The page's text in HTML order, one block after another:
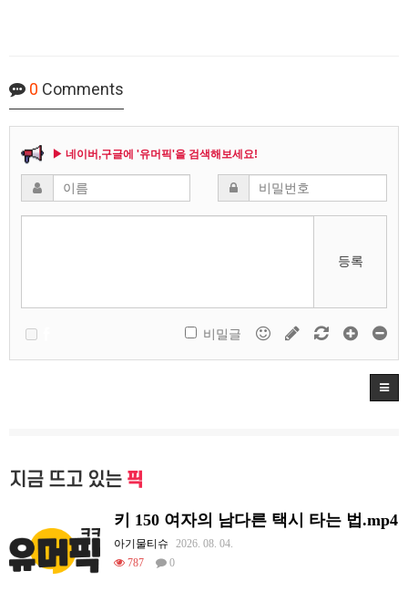
0 Comments
▶ 네이버,구글에 '유머픽'을 검색해보세요!
등록
비밀글
지금 뜨고 있는 픽
키 150 여자의 남다른 택시 타는 법.mp4
아기물티슈
2026. 08. 04.
787
0